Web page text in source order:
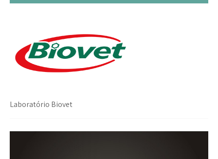
Laboratório Biovet